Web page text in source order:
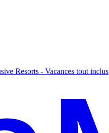
Resorts - Vacances tout inclus